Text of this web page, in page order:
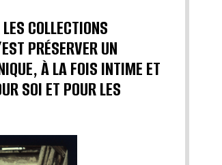
COLLECTIONS
PRÉSERVER UN
À LA FOIS INTIME ET
SOI ET POUR LES